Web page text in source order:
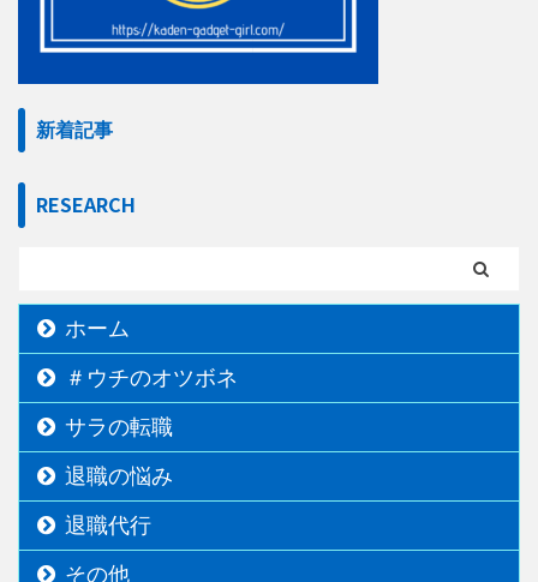
新着記事
RESEARCH
ホーム
＃ウチのオツボネ
サラの転職
退職の悩み
退職代行
その他